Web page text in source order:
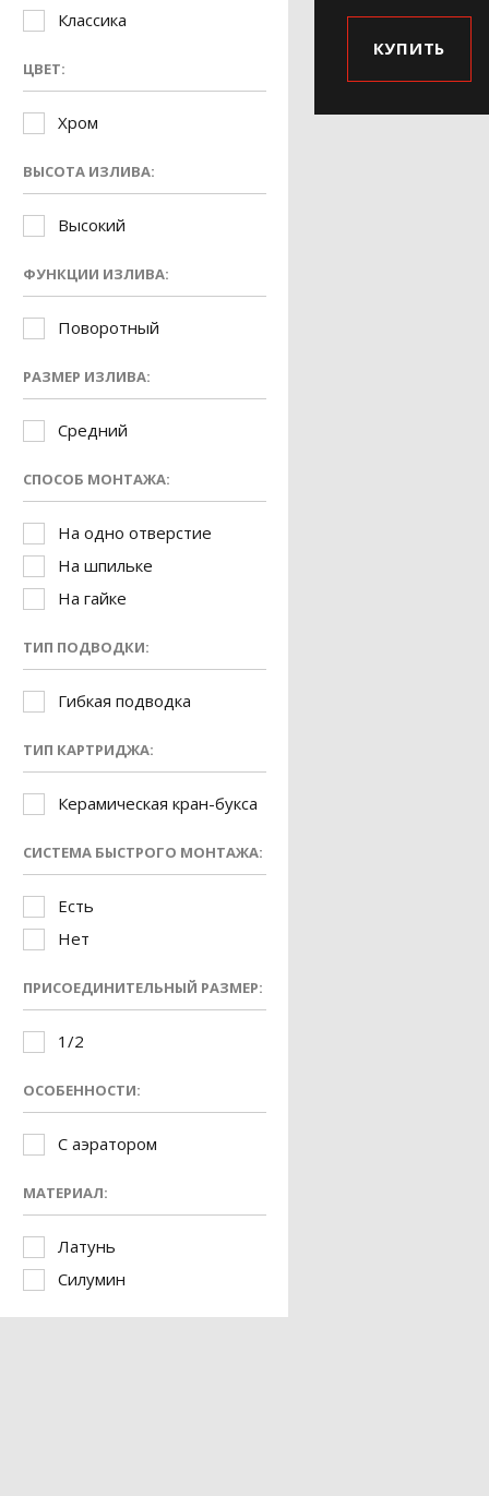
Классика
ЦВЕТ:
Хром
ВЫСОТА ИЗЛИВА:
Высокий
ФУНКЦИИ ИЗЛИВА:
Поворотный
РАЗМЕР ИЗЛИВА:
Средний
СПОСОБ МОНТАЖА:
На одно отверстие
На шпильке
На гайке
ТИП ПОДВОДКИ:
Гибкая подводка
ТИП КАРТРИДЖА:
Керамическая кран-букса
СИСТЕМА БЫСТРОГО МОНТАЖА:
Есть
Нет
ПРИСОЕДИНИТЕЛЬНЫЙ РАЗМЕР:
1/2
ОСОБЕННОСТИ:
С аэратором
МАТЕРИАЛ:
Латунь
Силумин
КУПИТЬ